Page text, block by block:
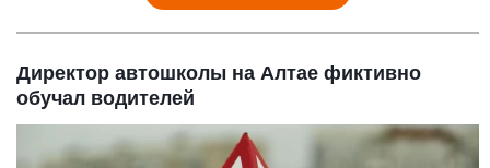
Директор автошколы на Алтае фиктивно
обучал водителей